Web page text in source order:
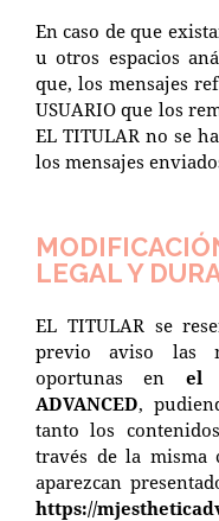
En caso de que
u otros espacios
que, los mensajes
USUARIO que los
EL TITULAR no se
los mensajes
LEGAL Y
EL TITULAR se
previo aviso las
oportunas en el
ADVANCED,
tanto los
través de la misma
aparezcan
https://